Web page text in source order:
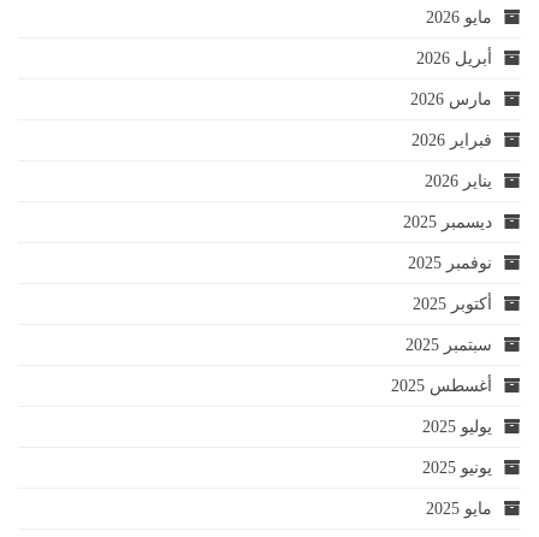
مايو 2026
أبريل 2026
مارس 2026
فبراير 2026
يناير 2026
ديسمبر 2025
نوفمبر 2025
أكتوبر 2025
سبتمبر 2025
أغسطس 2025
يوليو 2025
يونيو 2025
مايو 2025